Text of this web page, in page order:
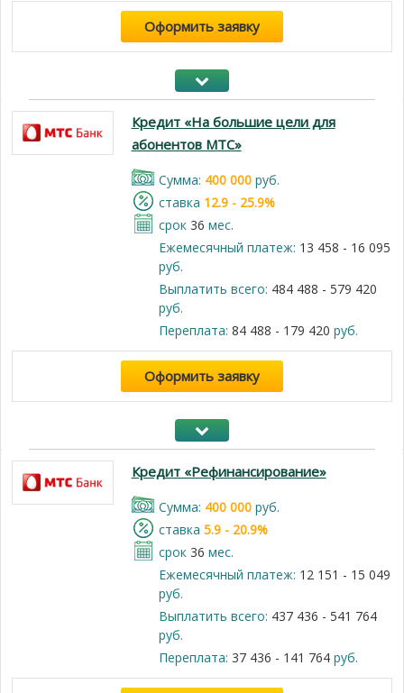
Оформить заявку
Кредит «На большие цели для
абонентов МТС»
Cумма: 400 000руб.
cтавка 12.9 - 25.9%
срок 36 мес.
Ежемесячный платеж: 13 458 - 16 095
руб.
Выплатить всего: 484 488 - 579 420
руб.
Переплата: 84 488 - 179 420 руб.
Оформить заявку
Кредит «Рефинансирование»
Cумма: 400 000руб.
cтавка 5.9 - 20.9%
срок 36 мес.
Ежемесячный платеж: 12 151 - 15 049
руб.
Выплатить всего: 437 436 - 541 764
руб.
Переплата: 37 436 - 141 764руб.